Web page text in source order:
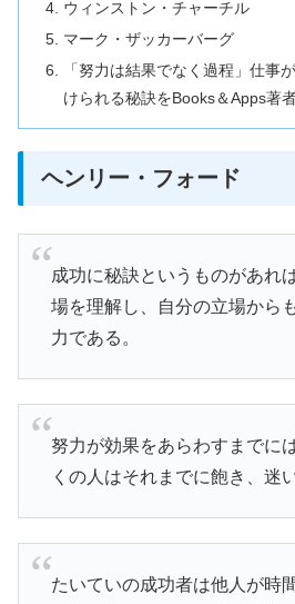
ウィンストン・チャーチル
マーク・ザッカーバーグ
「努力は結果でなく過程」仕事
けられる秘訣をBooks＆Apps著
ヘンリー・フォード
成功に秘訣というものがあれ
場を理解し、自分の立場から
力である。
努力が効果をあらわすまでに
くの人はそれまでに飽き、迷
たいていの成功者は他人が時